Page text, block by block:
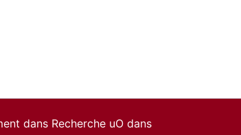
dans Recherche uO dans